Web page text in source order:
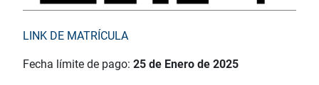
LINK DE MATRÍCULA
Fecha límite de pago: 25 de Enero de 2025